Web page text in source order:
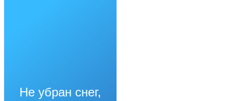
Не убран снег,